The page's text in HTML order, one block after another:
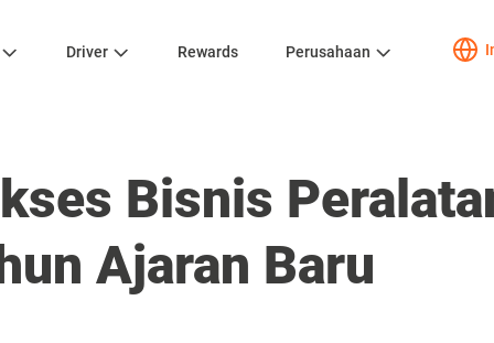
Driver Rewards Perusahaan
Bisnis
Ajaran Baru